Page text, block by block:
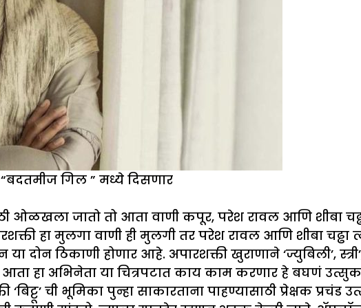
गिल ” मध्ये दिसणार
ओळखला जातो तो आता वाणी कपूर, परेश रावल आणि शीबा
हा मुलगा वाणी ही मुलगी तर परेश रावल आणि शीबा
दोन ठिकाणी होणार आहे. अपारशक्ती खुराणाने ‘ज्युबिली’,
आता हा अभिनेता या चित्रपटात काय काम करणार हे बघणं
‘बिट्टू’ ची भूमिका पुन्हा साकारताना पाहण्यासाठी प्रेक्षक